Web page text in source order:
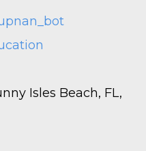
Isles Beach, FL,